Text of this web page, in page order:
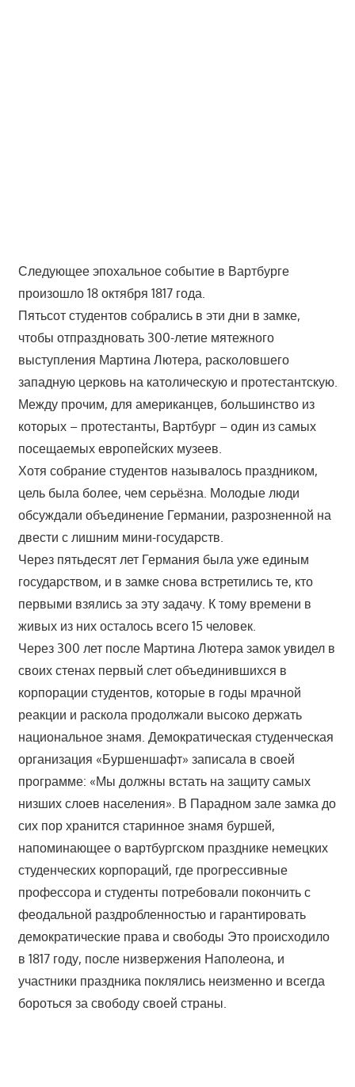
Следующее эпохальное событие в Вартбурге
произошло 18 октября 1817 года.
Пятьсот студентов собрались в эти дни в замке,
чтобы отпраздновать 300-летие мятежного
выступления Мартина Лютера, расколовшего
западную церковь на католическую и протестантскую.
Между прочим, для американцев, большинство из
которых – протестанты, Вартбург – один из самых
посещаемых европейских музеев.
Хотя собрание студентов называлось праздником,
цель была более, чем серьёзна. Молодые люди
обсуждали объединение Германии, разрозненной на
двести с лишним мини-государств.
Через пятьдесят лет Германия была уже единым
государством, и в замке снова встретились те, кто
первыми взялись за эту задачу. К тому времени в
живых из них осталось всего 15 человек.
Через 300 лет после Мартина Лютера замок увидел в
своих стенах первый слет объединившихся в
корпорации студентов, которые в годы мрачной
реакции и раскола продолжали высоко держать
национальное знамя. Демократическая студенческая
организация «Буршеншафт» записала в своей
программе: «Мы должны встать на защиту самых
низших слоев населения». В Парадном зале замка до
сих пор хранится старинное знамя буршей,
напоминающее о вартбургском празднике немецких
студенческих корпораций, где прогрессивные
профессора и студенты потребовали покончить с
феодальной раздробленностью и гарантировать
демократические права и свободы Это происходило
в 1817 году, после низвержения Наполеона, и
участники праздника поклялись неизменно и всегда
бороться за свободу своей страны.